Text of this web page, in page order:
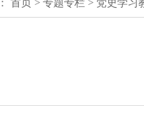
首页 > 专题专栏 > 党史学习